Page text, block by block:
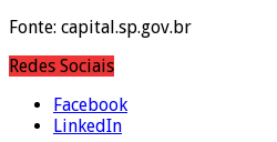
Fonte: capital.sp.gov.br
Redes Sociais
Facebook
LinkedIn